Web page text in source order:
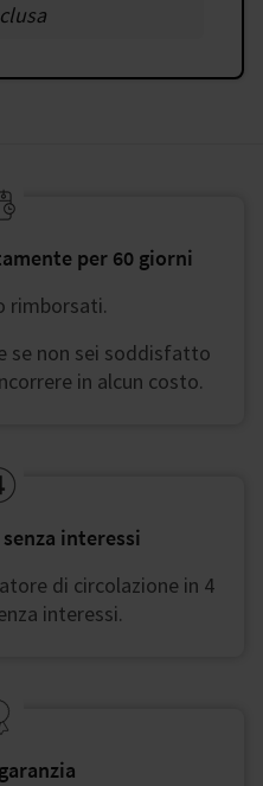
per 60 giorni
rimborsati.​
se non sei soddisfatto
in alcun costo.
interessi
di circolazione in 4
interessi.